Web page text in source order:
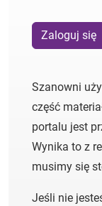
Zaloguj się
Szanowni
część
portalu jest
Wynika to z
musimy się
Jeśli nie